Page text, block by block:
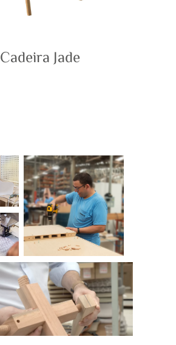
Cadeira Jade